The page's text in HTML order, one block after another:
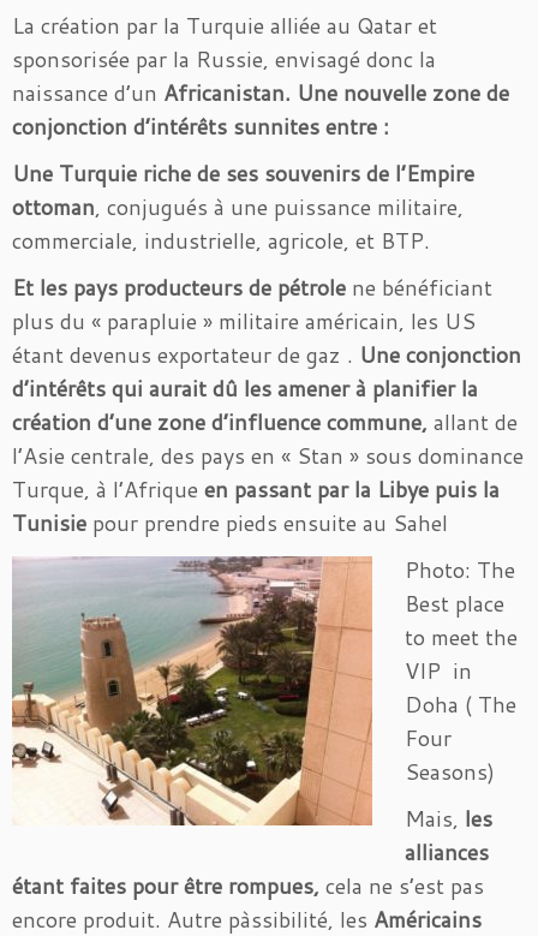
La création par la Turquie alliée au Qatar et
sponsorisée par la Russie, envisagé donc la
naissance d’un Africanistan. Une nouvelle zone de
conjonction d’intérêts sunnites entre :
Une Turquie riche de ses souvenirs de l’Empire
ottoman, conjugués à une puissance militaire,
commerciale, industrielle, agricole, et BTP.
Et les pays producteurs de pétrole ne bénéficiant
plus du « parapluie » militaire américain, les US
étant devenus exportateur de gaz . Une conjonction
d’intérêts qui aurait dû les amener à planifier la
création d’une zone d’influence commune, allant de
l’Asie centrale, des pays en « Stan » sous dominance
Turque, à l’Afrique en passant par la Libye puis la
Tunisie pour prendre pieds ensuite au Sahel
Photo: The
Best place
to meet the
VIP in
Doha ( The
Four
Seasons)
Mais, les
alliances
étant faites pour être rompues, cela ne s’est pas
encore produit. Autre pàssibilité, les Américains